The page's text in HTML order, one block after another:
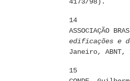
14
ASSOCIAÇÃO
edificações e
Janeiro, ABNT,
15